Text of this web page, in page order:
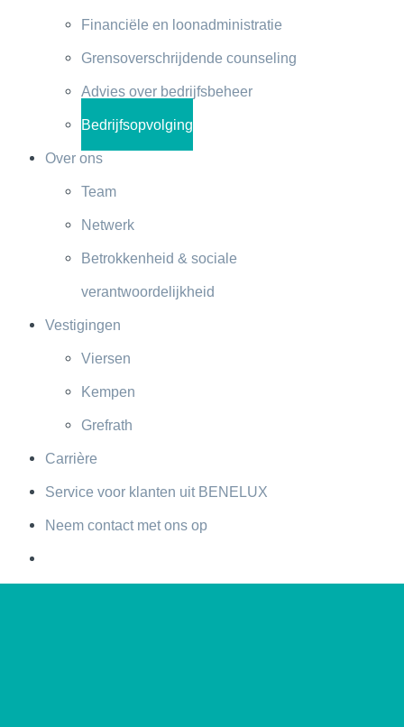
Financiële en loonadministratie
Grensoverschrijdende counseling
Advies over bedrijfsbeheer
Bedrijfsopvolging
Over ons
Team
Netwerk
Betrokkenheid & sociale
verantwoordelijkheid
Vestigingen
Viersen
Kempen
Grefrath
Carrière
Service voor klanten uit BENELUX
Neem contact met ons op